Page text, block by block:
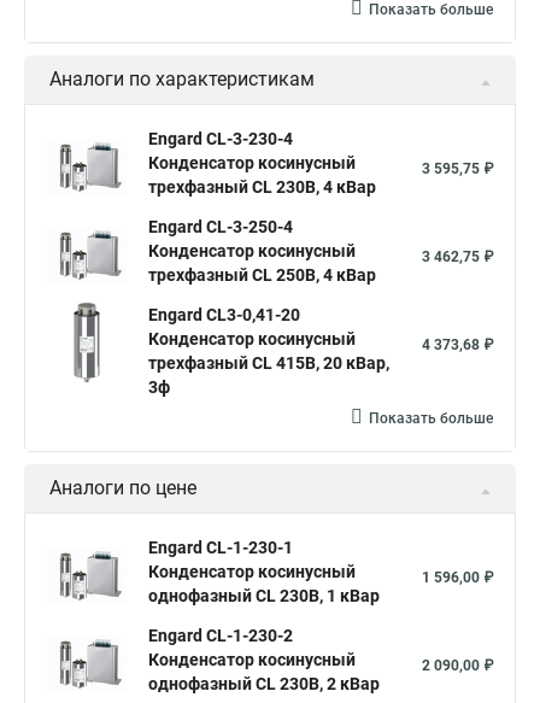
Показать больше
Аналоги по характеристикам
Engard CL-3-230-4
Конденсатор косинусный
трехфазный CL 230В, 4 кВар
3 595,75 ₽
Engard CL-3-250-4
Конденсатор косинусный
трехфазный CL 250В, 4 кВар
3 462,75 ₽
Engard CL3-0,41-20
Конденсатор косинусный
трехфазный CL 415В, 20 кВар,
3ф
4 373,68 ₽
Показать больше
Аналоги по цене
Engard CL-1-230-1
Конденсатор косинусный
однофазный CL 230В, 1 кВар
1 596,00 ₽
Engard CL-1-230-2
Конденсатор косинусный
однофазный CL 230В, 2 кВар
2 090,00 ₽